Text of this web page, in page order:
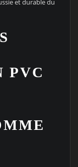
et durable du
PVC